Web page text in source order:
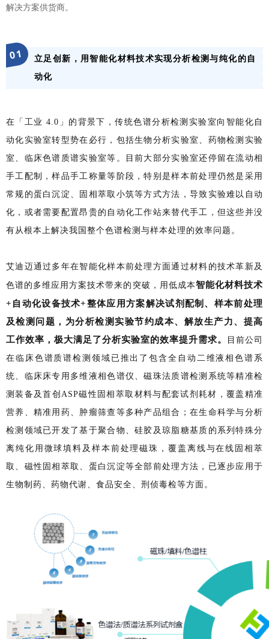
解决方案供货商。
01
立足创新，用智能化材料技术实现分析检测与纯化的自
动化
在「工业 4.0」的背景下，传统色谱分析检测实验室向智能化自
动化实验室转型势在必行，包括生物分析实验室、药物检测实验
室、临床色谱质谱实验室等。目前大部分实验室还停留在流动相
手工配制，样品手工称量等阶段，特别是样本前处理仍然是采用
常规的蛋白沉淀、
固相萃取小筑等方式方法，导致实验难以自动
化，或者需要配置昂贵的自动化工作站来替代手工，但这些并没
有从根本上解决我国整个色谱检测与样本处理的效率问题。
艾迪迈通过多年在智能化样本前处理方面通过材料的技术革新及
色谱的多维应用方案技术带来的突破，用低成本智能化材料技术
+自动化设备技术+整体应用方案解决试剂配制、样本前处理
及检测问题，为分析检测实验节约成本、解放生产力、提高
工作效率，极大满足了分析实验室的效率提升需求。
目前公司
在临床色谱质谱检测领域已推出了包含全自动二维液相色谱系
统、临床 床专 用多维液相色谱仪、磁珠法质谱检测系统等精准检
测装备及首创ASP磁性固相萃取材料与配套试剂耗材，覆盖精准
营养、精准用药、肿瘤筛查等多种产品组合；在生命科学与分析
检测领域已开发了基于聚合物、硅胶及琼脂糖基质的系列特殊分
离纯化用微球填料及样本前处理磁珠，覆盖离线与在线固相萃
取、磁性固相萃取、蛋白沉淀等全部前处理方法，已逐步应用于
生物制药、药物代谢、食品安全、刑侦毒检等方面。